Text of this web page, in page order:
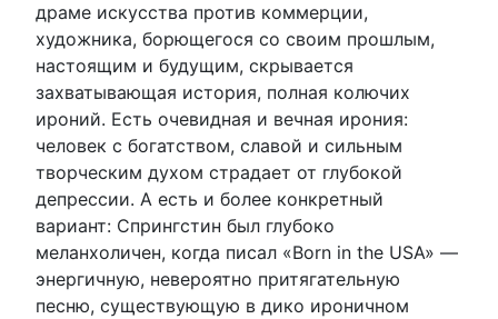
драме искусства против коммерции,
художника, борющегося со своим прошлым,
настоящим и будущим, скрывается
захватывающая история, полная колючих
ироний. Есть очевидная и вечная ирония:
человек с богатством, славой и сильным
творческим духом страдает от глубокой
депрессии. А есть и более конкретный
вариант: Спрингстин был глубоко
меланхоличен, когда писал «Born in the USA» —
энергичную, невероятно притягательную
песню, существующую в дико ироничном